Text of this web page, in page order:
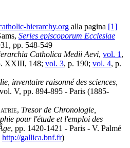
hierarchy.org alla pagina [1]
Series episcoporum Ecclesiae
pp. 548-549
Catholica Medii Aevi, vol. 1,
XXIII, 148; vol. 3, p. 190; vol. 4, p.
inventaire raisonné des sciences,
V, pp. 894-895 - Paris (1885-
, Tresor de Chronologie,
pour l'étude et l'emploi des
, pp. 1420-1421 - Paris - V. Palmé
http://gallica.bnf.fr)